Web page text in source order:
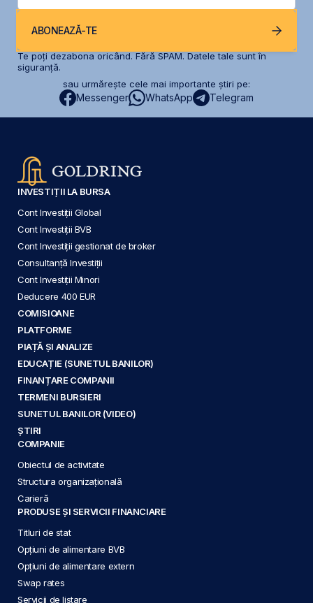
ABONEAZĂ-TE
Te poți dezabona oricând. Fără SPAM. Datele tale sunt în
siguranță.
sau urmărește cele mai importante știri pe:
Messenger WhatsApp Telegram
INVESTIȚII LA BURSA
Cont Investiții Global
Cont Investiții BVB
Cont Investiții gestionat de broker
Consultanță Investiții
Cont Investiții Minori
Deducere 400 EUR
COMISIOANE
PLATFORME
PIAȚĂ ȘI ANALIZE
EDUCAȚIE (SUNETUL BANILOR)
FINANȚARE COMPANII
TERMENI BURSIERI
SUNETUL BANILOR (VIDEO)
ȘTIRI
COMPANIE
Obiectul de activitate
Structura organizațională
Carieră
PRODUSE ȘI SERVICII FINANCIARE
Titluri de stat
Opțiuni de alimentare BVB
Opțiuni de alimentare extern
Swap rates
Servicii de listare